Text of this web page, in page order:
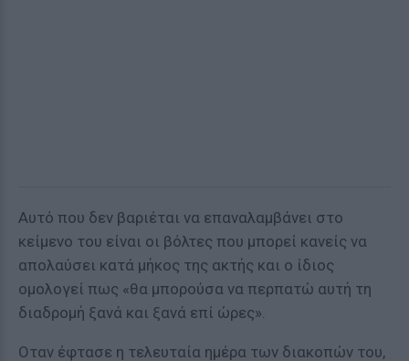
Αυτό που δεν βαριέται να επαναλαμβάνει στο
κείμενο του είναι οι βόλτες που μπορεί κανείς να
απολαύσει κατά μήκος της ακτής και ο ίδιος
ομολογεί πως «θα μπορούσα να περπατώ αυτή τη
διαδρομή ξανά και ξανά επί ώρες».
Οταν έφτασε η τελευταία ημέρα των διακοπών του,